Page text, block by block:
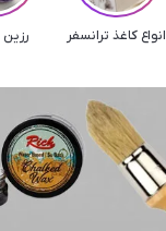
انواع کاغذ ترانسفر